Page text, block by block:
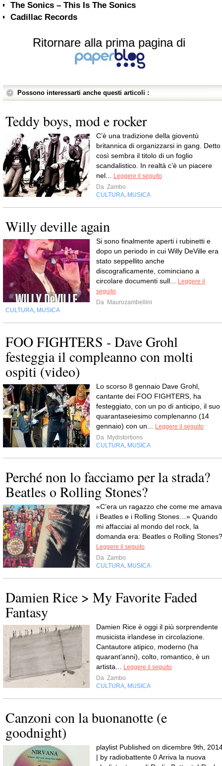
The Sonics – This Is The Sonics
Cadillac Records
Ritornare alla prima pagina di
Possono interessarti anche questi articoli :
Teddy boys, mod e rocker
C’è una tradizione della gioventù
britannica di organizzarsi in gang. Detto
così sembra il titolo di un foglio
scandalistico. In realtà c’è un piacere
nel...
Leggere il seguito
Da Zambo
CULTURA MUSICA
Willy deville again
Si sono finalmente aperti i rubinetti e
dopo un periodo in cui Willy DeVille era
stato seppellito anche
discograficamente, cominciano a
circolare documenti sull...
Leggere il
seguito
Da Maurozambellini
CULTURA MUSICA
FOO FIGHTERS - Dave Grohl
festeggia il compleanno con molti
ospiti (video)
Lo scorso 8 gennaio Dave Grohl,
cantante dei FOO FIGHTERS, ha
festeggiato, con un po di anticipo, il suo
quarantaseiesimo complenanno (14
gennaio) con un...
Leggere il seguito
Da Mydistortions
CULTURA MUSICA
Perché non lo facciamo per la strada?
Beatles o Rolling Stones?
«C’era un ragazzo che come me amava
i Beatles e i Rolling Stones…» Quando
mi affacciai al mondo del rock, la
domanda era: Beatles o Rolling Stones?
Leggere il seguito
Da Zambo
CULTURA MUSICA
Damien Rice > My Favorite Faded
Fantasy
Damien Rice è oggi il più sorprendente
musicista irlandese in circolazione.
Cantautore atipico, moderno (ha
quarant’anni), colto, romantico, è un
artista...
Leggere il seguito
Da Zambo
CULTURA MUSICA
Canzoni con la buonanotte (e
goodnight)
playlist Published on dicembre 9th,
| by radiobattente 0 Arriva la nuova